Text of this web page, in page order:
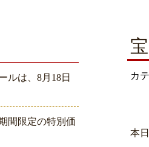
ルは、8月18日
間限定の特別価
カ
本